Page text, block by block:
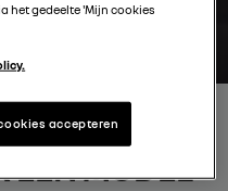
JOUW
EEN MODEL
het gedeelte 'Mijn cookies
accepteren